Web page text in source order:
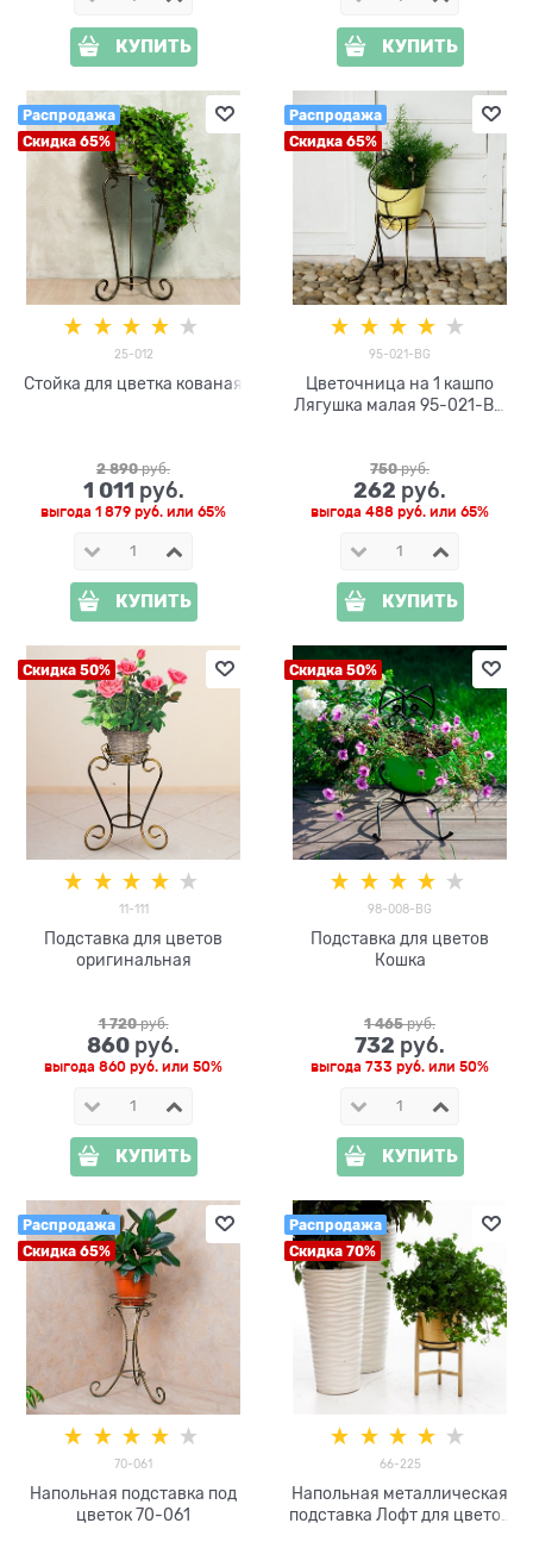
КУПИТЬ КУПИТЬ
Распродажа
Скидка 65%
25-012
Стойка для цветка кованая
2 890 руб.
1 011 руб.
выгода 1 879 руб. или 65%
КУПИТЬ
Распродажа
Скидка 65%
95-021-BG
Цветочница на 1 кашпо
Лягушка малая 95-021-BG
750 руб.
262 руб.
выгода 488 руб. или 65%
КУПИТЬ
Скидка 50%
11-111
Подставка для цветов
оригинальная
1 720 руб.
860 руб.
выгода 860 руб. или 50%
КУПИТЬ
Скидка 50%
98-008-BG
Подставка для цветов
Кошка
1 465 руб.
732 руб.
выгода 733 руб. или 50%
КУПИТЬ
Распродажа
Скидка 65%
70-061
Напольная подставка под
цветок 70-061
Распродажа
Скидка 70%
66-225
Напольная металлическая
подставка Лофт для цветов